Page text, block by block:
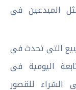
المبدعين فى
التى تحدث فى
اليومية فى
الشراء للقصور